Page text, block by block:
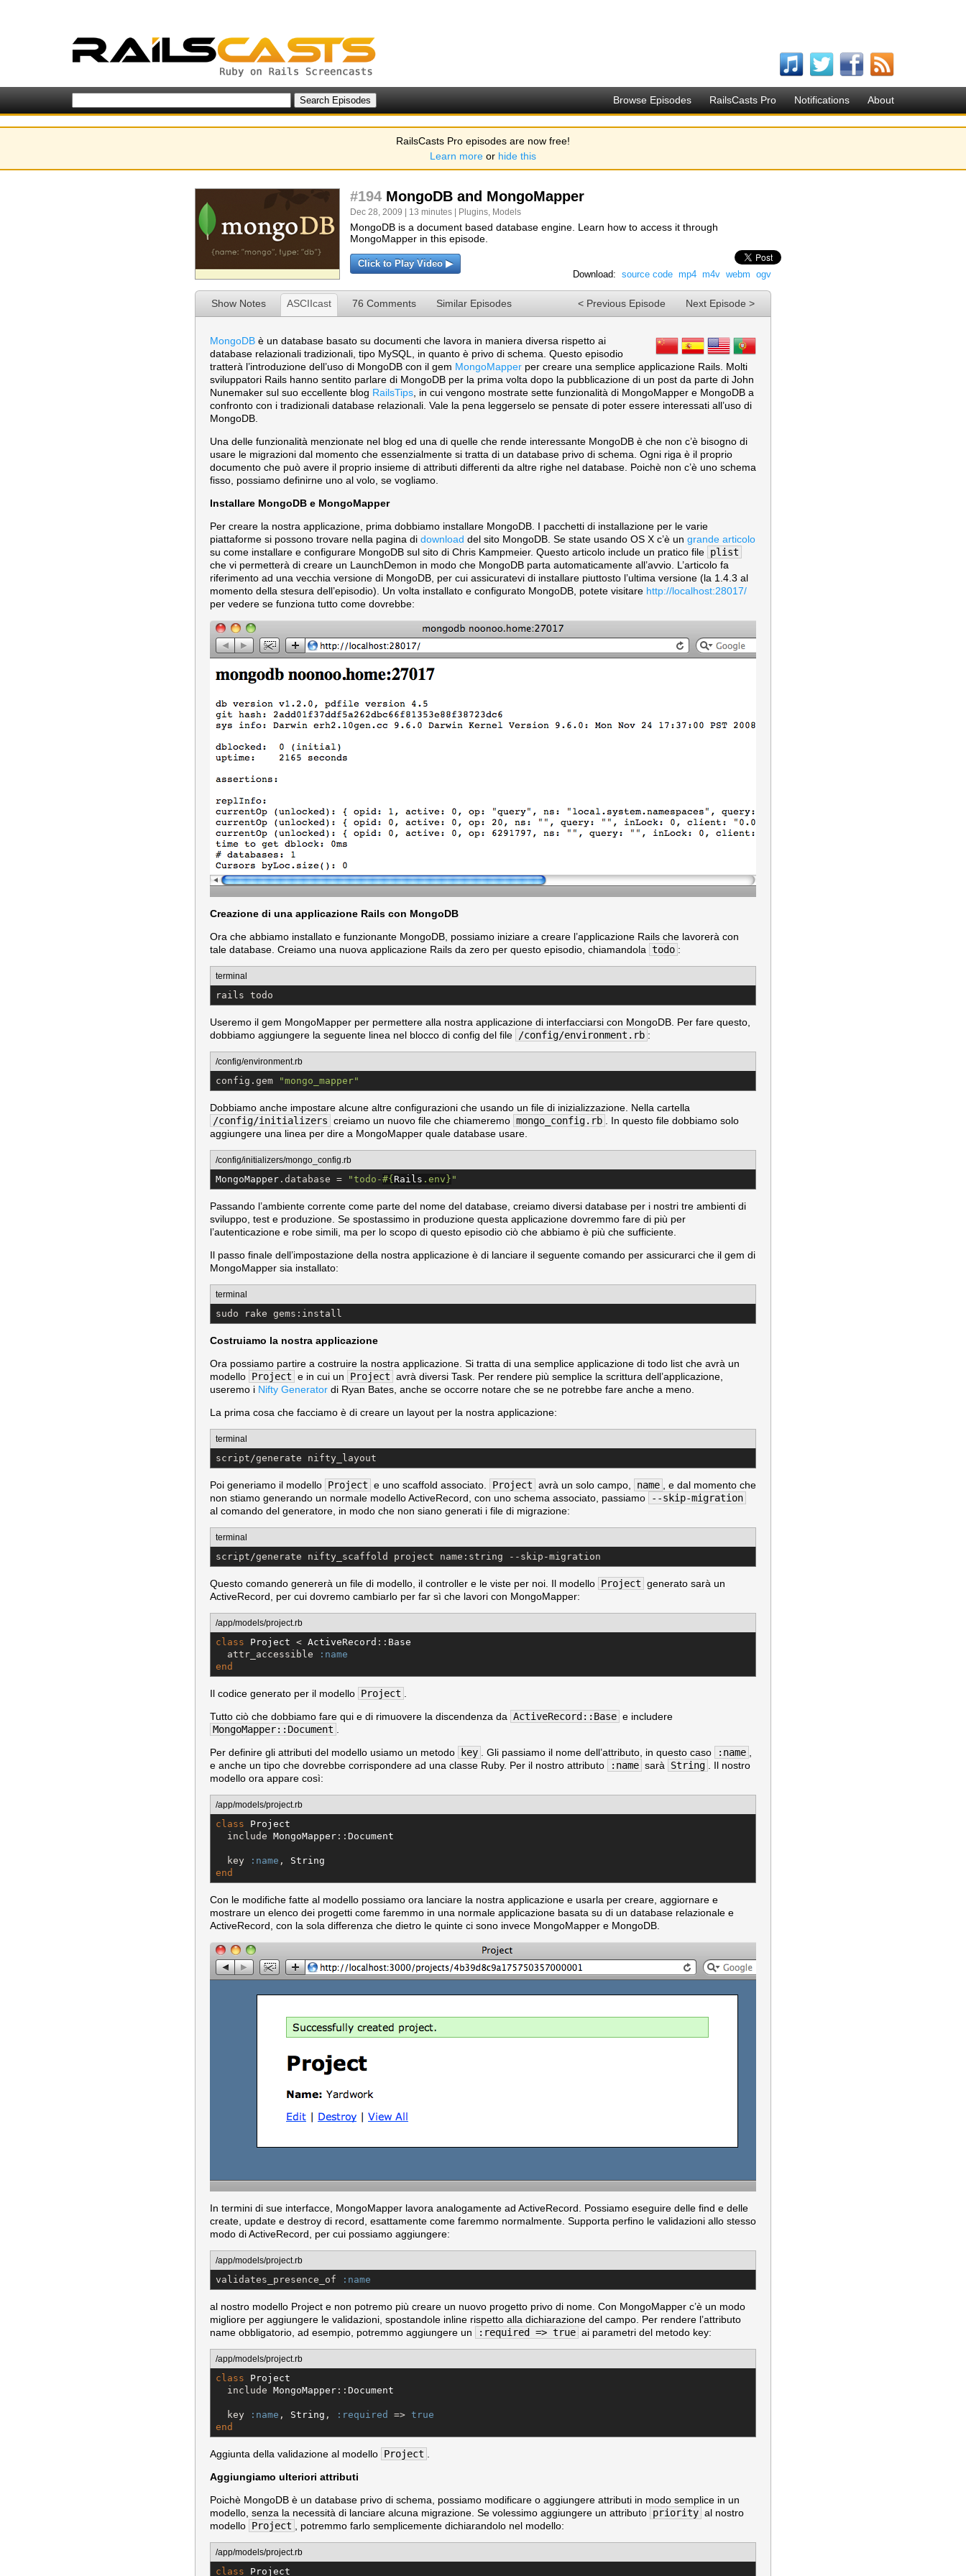
Browse Episodes RailsCasts Pro Notifications About
RailsCasts Pro episodes are now free!
Learn more or hide this
#194 MongoDB and MongoMapper
Dec 28, 2009 | 13 minutes | Plugins, Models
MongoDB is a document based database engine. Learn how to access it through
MongoMapper in this episode.
Click to Play Video ▶
Download: source code mp4 m4v webm ogv
Show Notes ASCIIcast 76 Comments Similar Episodes Next Episode >
< Previous Episode
MongoDB è un database basato su documenti che lavora in maniera diversa rispetto ai
database relazionali tradizionali, tipo MySQL, in quanto è privo di schema. Questo episodio
tratterà l’introduzione dell’uso di MongoDB con il gem MongoMapper per creare una semplice applicazione Rails. Molti
sviluppatori Rails hanno sentito parlare di MongoDB per la prima volta dopo la pubblicazione di un post da parte di John
Nunemaker sul suo eccellente blog RailsTips , in cui vengono mostrate sette funzionalità di MongoMapper e MongoDB a
confronto con i tradizionali database relazionali. Vale la pena leggerselo se pensate di poter essere interessati all’uso di
MongoDB.
Una delle funzionalità menzionate nel blog ed una di quelle che rende interessante MongoDB è che non c’è bisogno di
usare le migrazioni dal momento che essenzialmente si tratta di un database privo di schema. Ogni riga è il proprio
documento che può avere il proprio insieme di attributi differenti da altre righe nel database. Poichè non c’è uno schema
fisso, possiamo definirne uno al volo, se vogliamo.
Installare MongoDB e MongoMapper
Per creare la nostra applicazione, prima dobbiamo installare MongoDB. I pacchetti di installazione per le varie
piattaforme si possono trovare nella pagina di download del sito MongoDB. Se state usando OS X c’è un grande articolo
su come installare e configurare MongoDB sul sito di Chris Kampmeier. Questo articolo include un pratico file plist
che vi permetterà di creare un LaunchDemon in modo che MongoDB parta automaticamente all’avvio. L’articolo fa
riferimento ad una vecchia versione di MongoDB, per cui assicuratevi di installare piuttosto l’ultima versione (la 1.4.3 al
momento della stesura dell’episodio). Un volta installato e configurato MongoDB, potete visitare http://localhost:28017/
per vedere se funziona tutto come dovrebbe:
Creazione di una applicazione Rails con MongoDB
Ora che abbiamo installato e funzionante MongoDB, possiamo iniziare a creare l’applicazione Rails che lavorerà con
tale database. Creiamo una nuova applicazione Rails da zero per questo episodio, chiamandola todo :
terminal
rails todo
Useremo il gem MongoMapper per permettere alla nostra applicazione di interfacciarsi con MongoDB. Per fare questo,
dobbiamo aggiungere la seguente linea nel blocco di config del file
/config/environment.rb :
/config/environment.rb
config.gem "mongo_mapper"
Dobbiamo anche impostare alcune altre configurazioni che usando un file di inizializzazione. Nella cartella
/config/initializers creiamo un nuovo file che chiameremo mongo_config.rb
. In questo file dobbiamo solo
aggiungere una linea per dire a MongoMapper quale database usare.
/config/initializers/mongo_config.rb
MongoMapper .database = "todo-#{ Rails .env } "
Passando l’ambiente corrente come parte del nome del database, creiamo diversi database per i nostri tre ambienti di
sviluppo, test e produzione. Se spostassimo in produzione questa applicazione dovremmo fare di più per
l’autenticazione e robe simili, ma per lo scopo di questo episodio ciò che abbiamo è più che sufficiente.
Il passo finale dell’impostazione della nostra applicazione è di lanciare il seguente comando per assicurarci che il gem di
MongoMapper sia installato:
terminal
sudo rake gems:install
Costruiamo la nostra applicazione
Ora possiamo partire a costruire la nostra applicazione. Si tratta di una semplice applicazione di todo list che avrà un
modello Project e in cui un Project avrà diversi Task. Per rendere più semplice la scrittura dell’applicazione,
useremo i Nifty Generator di Ryan Bates, anche se occorre notare che se ne potrebbe fare anche a meno.
La prima cosa che facciamo è di creare un layout per la nostra applicazione:
terminal
script/generate nifty_layout
Poi generiamo il modello Project e uno scaffold associato. Project avrà un solo campo, name
, e dal momento che
non stiamo generando un normale modello ActiveRecord, con uno schema associato, passiamo
--skip-migration
al comando del generatore, in modo che non siano generati i file di migrazione:
terminal
script/generate nifty_scaffold project name:string --skip-migration
Questo comando genererà un file di modello, il controller e le viste per noi. Il modello Project generato sarà un
ActiveRecord, per cui dovremo cambiarlo per far sì che lavori con MongoMapper:
/app/models/project.rb
class Project < ActiveRecord :: Base
  attr_accessible
:name
end
Il codice generato per il modello Project
Tutto ciò che dobbiamo fare qui e di rimuovere la discendenza da ActiveRecord::Base e includere
MongoMapper::Document
Per definire gli attributi del modello usiamo un metodo
key . Gli passiamo il nome dell’attributo, in questo caso :name
e anche un tipo che dovrebbe corrispondere ad una classe Ruby. Per il nostro attributo
:name sarà String
. Il nostro
modello ora appare così:
/app/models/project.rb
class
Project
  include
MongoMapper :: Document
  key
:name , String
end
Con le modifiche fatte al modello possiamo ora lanciare la nostra applicazione e usarla per creare, aggiornare e
mostrare un elenco dei progetti come faremmo in una normale applicazione basata su di un database relazionale e
ActiveRecord, con la sola differenza che dietro le quinte ci sono invece MongoMapper e MongoDB.
In termini di sue interfacce, MongoMapper lavora analogamente ad ActiveRecord. Possiamo eseguire delle find e delle
create, update e destroy di record, esattamente come faremmo normalmente. Supporta perfino le validazioni allo stesso
modo di ActiveRecord, per cui possiamo aggiungere:
/app/models/project.rb
validates_presence_of :name
al nostro modello Project e non potremo più creare un nuovo progetto privo di nome. Con MongoMapper c’è un modo
migliore per aggiungere le validazioni, spostandole inline rispetto alla dichiarazione del campo. Per rendere l’attributo
name obbligatorio, ad esempio, potremmo aggiungere un
:required => true ai parametri del metodo key:
/app/models/project.rb
class
Project
  include
MongoMapper :: Document
  key
:name , String , :required => true
end
Aggiunta della validazione al modello Project
Aggiungiamo ulteriori attributi
Poichè MongoDB è un database privo di schema, possiamo modificare o aggiungere attributi in modo semplice in un
modello, senza la necessità di lanciare alcuna migrazione. Se volessimo aggiungere un attributo priority al nostro
modello Project , potremmo farlo semplicemente dichiarandolo nel modello:
/app/models/project.rb
class Project